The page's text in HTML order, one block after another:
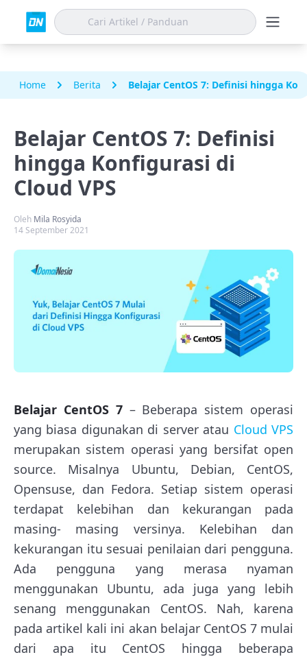
Home Berita Belajar CentOS 7: Definisi hingga
Belajar CentOS 7: Definisi
hingga Konfigurasi di
Cloud VPS
Oleh Mila Rosyida
14 September 2021
Belajar CentOS 7– Beberapa sistem operasi
yang biasa digunakan di server atau Cloud VPS
merupakan sistem operasi yang bersifat open
source. Misalnya Ubuntu, Debian, CentOS,
Opensuse, dan Fedora. Setiap sistem operasi
terdapat kelebihan dan kekurangan pada
masing- masing versinya. Kelebihan dan
kekurangan itu sesuai penilaian dari pengguna.
Ada pengguna yang merasa nyaman
menggunakan Ubuntu, ada juga yang lebih
senang menggunakan CentOS. Nah, karena
pada artikel kali ini akan belajar CentOS 7 mulai
dari apa itu CentOS hingga beberapa